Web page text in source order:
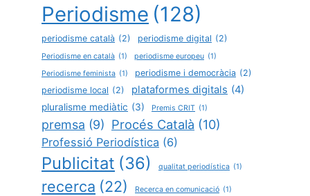
Periodisme (128)
periodisme català (2) periodisme digital (2)
Periodisme en català (1) periodisme europeu (1)
Periodisme feminista (1) periodisme i democràcia (2)
periodisme local (2) plataformes digitals (4)
pluralisme mediàtic (3) Premis CRIT (1)
premsa (9) Procés Català (10)
Professió Periodística (6)
Publicitat (36) qualitat periodística (1)
recerca (22) Recerca en comunicació (1)